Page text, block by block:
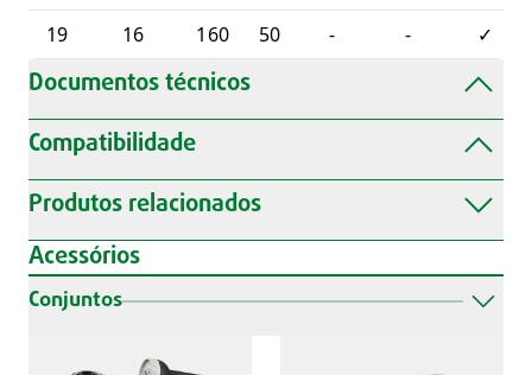
19
16 160 50 - - ✓
Documentos técnicos
Compatibilidade
Produtos relacionados
Acessórios
Conjuntos